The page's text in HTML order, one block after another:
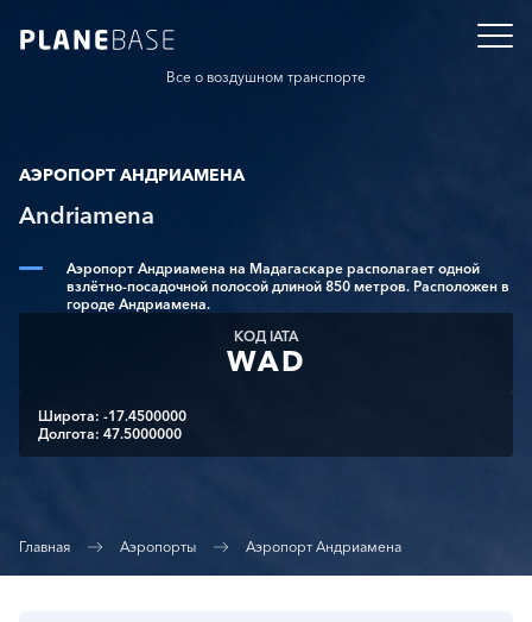
Все о воздушном транспорте
АЭРОПОРТ АНДРИАМЕНА
Andriamena
Аэропорт Андриамена на Мадагаскаре располагает одной
взлётно-посадочной полосой длиной 850 метров. Расположен в
городе Андриамена.
КОД IATA
WAD
Широта: -17.4500000
Долгота: 47.5000000
Главная Аэропорты Аэропорт Андриамена